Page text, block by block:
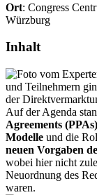
Ort: Congress
Würzburg
Inhalt
und Teilnehmern
der
Auf der Agenda
Agreements (PPAs)
Modelle und die
neuen Vorgaben
wobei hier nicht
Neuordnung des
waren.